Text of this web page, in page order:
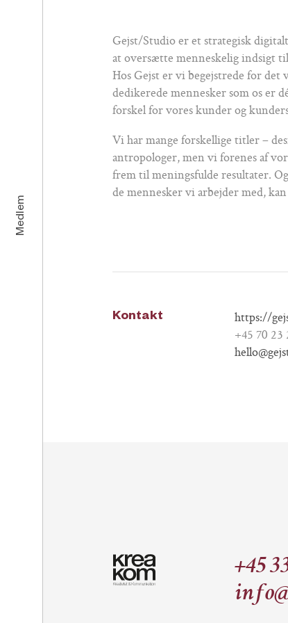
Gejst/Studio er et strategisk
at oversætte menneskelig indsigt
Hos Gejst er vi begejstrede for det
dedikerede mennesker som os er
forskel for vores kunder og
Vi har mange forskellige titler –
antropologer, men vi forenes af
frem til meningsfulde resultater.
de mennesker vi arbejder med,
Kontakt
https://
+45 70 23
Medlem
+45